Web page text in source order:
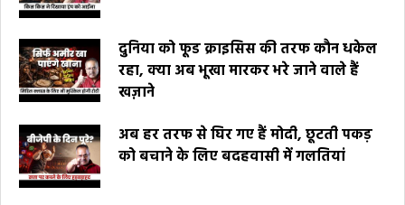
दुनिया को फूड क्राइसिस की तरफ कौन धकेल
रहा, क्या अब भूखा मारकर भरे जाने वाले हैं
खज़ाने
अब हर तरफ से घिर गए हैं मोदी, छूटती पकड़
को बचाने के लिए बदहवासी में गलतियां